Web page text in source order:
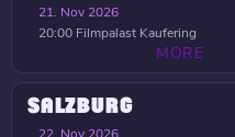
21. Nov 2026
20:00 Filmpalast Kaufering
MORE
SALZBURG
22. Nov 2026